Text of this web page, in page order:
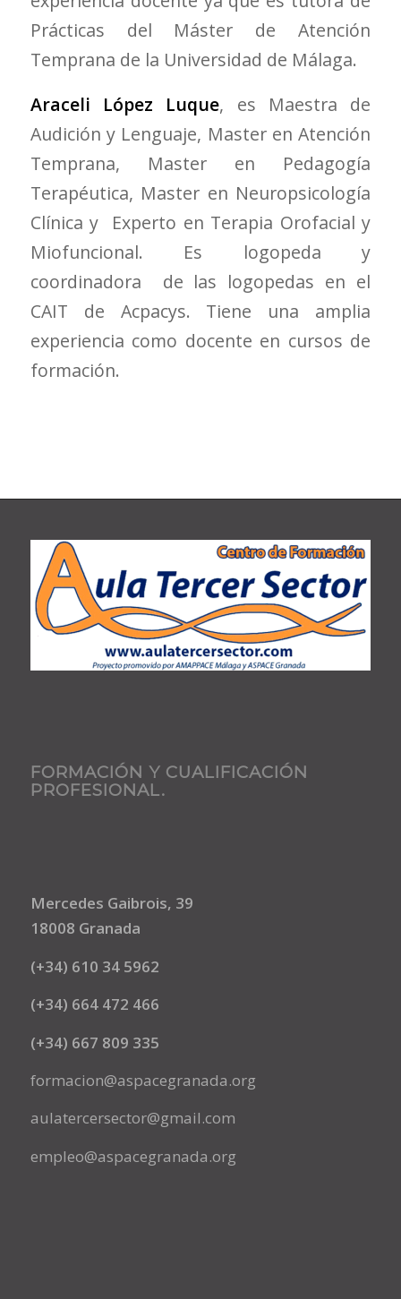
Prácticas del Máster de Atención
Temprana de la Universidad de Málaga.
Araceli López Luque, es Maestra de
Audición y Lenguaje, Master en Atención
Temprana, Master en Pedagogía
Terapéutica, Master en Neuropsicología
Clínica y Experto en Terapia Orofacial y
Miofuncional. Es logopeda y
coordinadora de las logopedas en el
CAIT de Acpacys. Tiene una amplia
experiencia como docente en cursos de
formación.
FORMACIÓN Y CUALIFICACIÓN
PROFESIONAL.
Mercedes Gaibrois, 39
18008 Granada
(+34) 610 34 5962
(+34) 664 472 466
(+34) 667 809 335
formacion@aspacegranada.org
aulatercersector@gmail.com
empleo@aspacegranada.org